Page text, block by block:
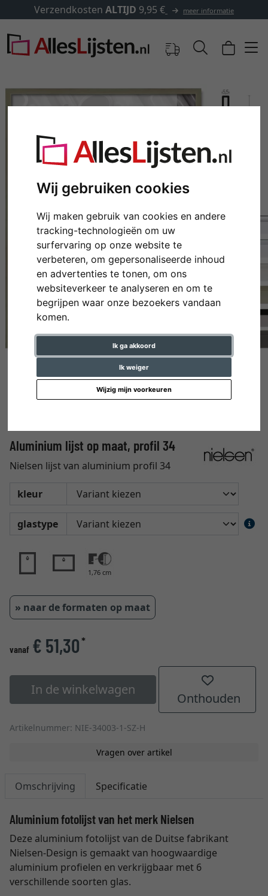
Wij gebruiken cookies
Wij maken gebruik van cookies en andere
tracking-technologieën om uw
surfervaring op onze website te
verbeteren, om gepersonaliseerde inhoud
en advertenties te tonen, om ons
websiteverkeer te analyseren en om te
begrijpen waar onze bezoekers vandaan
komen.
Ik ga akkoord
Ik weiger
Wijzig mijn voorkeuren
✓500.000 artikelen om uit te kiezen
Terug
Aluminium lijst op maat, profil 34
Nielsen lijst van aluminium profil 34
kleur
glastype
1,76 cm
» naar de formaten op maat
vanaf € 51,30*
In de winkelwagen
Onthouden
Artikelnummer: NIE-34003-1-SZ-H
Vragen over artikel
Omschrijving Specificatie
Aluminium fotolijst van het merk Nielsen
Deze aluminium fotolijst van de Duitse fabrikant
Nielsen-Design is gemaakt van hoogwaardige
aluminium profielen en verkrijgbaar met 6
verschillende soorten glas.